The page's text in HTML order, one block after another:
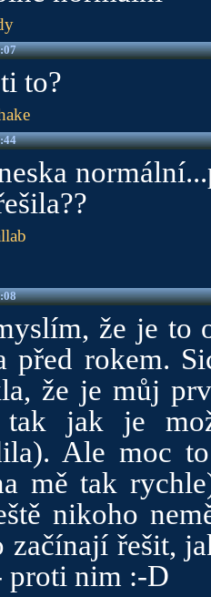
to?
že je to
před rokem.
že je můj
tak jak je
Ale moc
mě tak
nikoho
začínají řešit,
proti nim :-D